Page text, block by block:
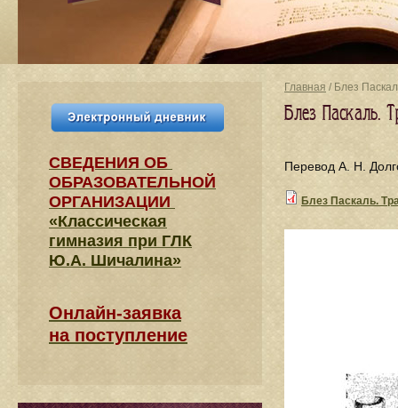
Главная / Блез
Блез Паскаль.
Перевод А. Н.
Блез Паскаль.
СВЕДЕНИЯ​ ОБ
ОБРАЗОВАТЕЛЬНОЙ
ОРГАНИЗАЦИИ
«Классическая
гимназия при ГЛК
Ю.А. Шичалина»
Онлайн-заявка
на поступление